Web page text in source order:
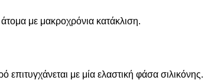
άτομα με μακροχρόνια κατάκλιση.
με μία ελαστική φάσα σιλικόνης.